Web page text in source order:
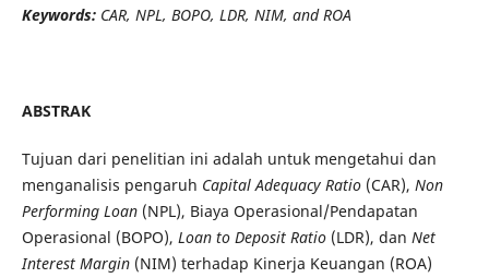
Keywords: CAR, NPL, BOPO, LDR, NIM, and ROA
ABSTRAK
Tujuan dari penelitian ini adalah untuk mengetahui dan
menganalisis pengaruh Capital Adequacy Ratio (CAR), Non
Performing Loan (NPL), Biaya Operasional/Pendapatan
Operasional (BOPO), Loan to Deposit Ratio (LDR), dan Net
Interest Margin (NIM) terhadap Kinerja Keuangan (ROA)